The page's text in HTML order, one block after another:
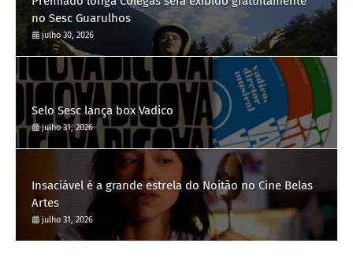
no Sesc Guarulhos
julho 30, 2026
Selo Sesc lança box Vadico
julho 31, 2026
Insaciável é a grande estrela do Noitão no Cine Belas
Artes
julho 31, 2026